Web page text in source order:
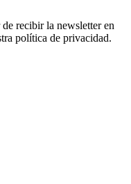
recibir la newsletter en
política de privacidad.